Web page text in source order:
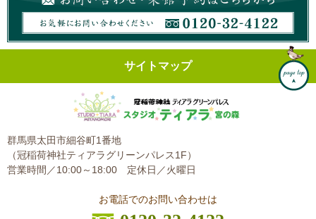
サイトマップ
群馬県太田市細谷町1番地
（冠稲荷神社ティアラグリーンパレス1F）
営業時間／10:00～18:00 定休日／火曜日
お電話でのお問い合わせは